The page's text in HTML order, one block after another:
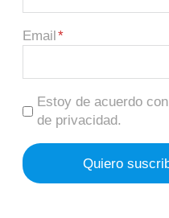
Email
Estoy de acuerdo
de privacidad.